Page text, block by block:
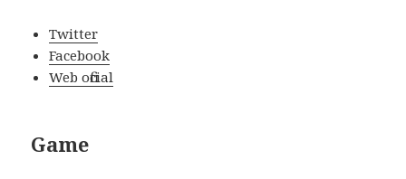
Twitter
Facebook
Web oficial
Game